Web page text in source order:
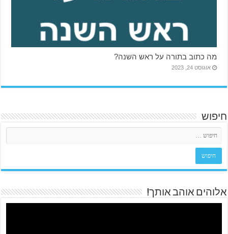
מה כתוב בתורה על ראש השנה?
אוגוסט 24, 2023
חיפוש
אלוהים אוהב אותך!